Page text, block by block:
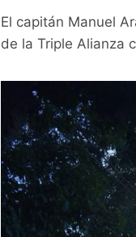
El capitán Manuel
de la Triple Alianza